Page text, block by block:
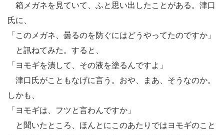
箱メガネを見ていて、ふと思い出したことがある。津口
氏に、
「このメガネ、曇るのを防ぐにはどうやってたのですか」
と訊ねてみた。すると、
「ヨモギを潰して、その液を塗るんですよ」
津口氏がこともなげに言う。おや、まあ、そうなのか。
しかも、
「ヨモギは、フツと言わんですか」
と聞いたところ、ほんとにこのあたりではヨモギのこと